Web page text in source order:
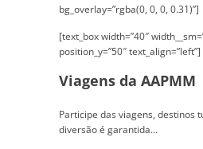
bg_overlay=”rgba(0, 0, 0, 0.31)”]
[text_box width=”40″
position_y=”50″ text_align=”left”]
Viagens da AAPMM
Participe das viagens, destinos
diversão é garantida…